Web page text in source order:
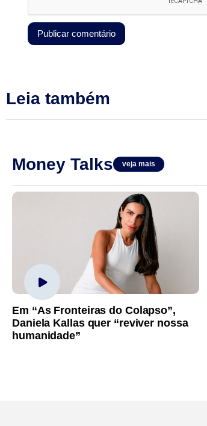
Leia também
Money Talks veja mais
Em “As Fronteiras do Colapso”,
Daniela Kallas quer “reviver nossa
humanidade”